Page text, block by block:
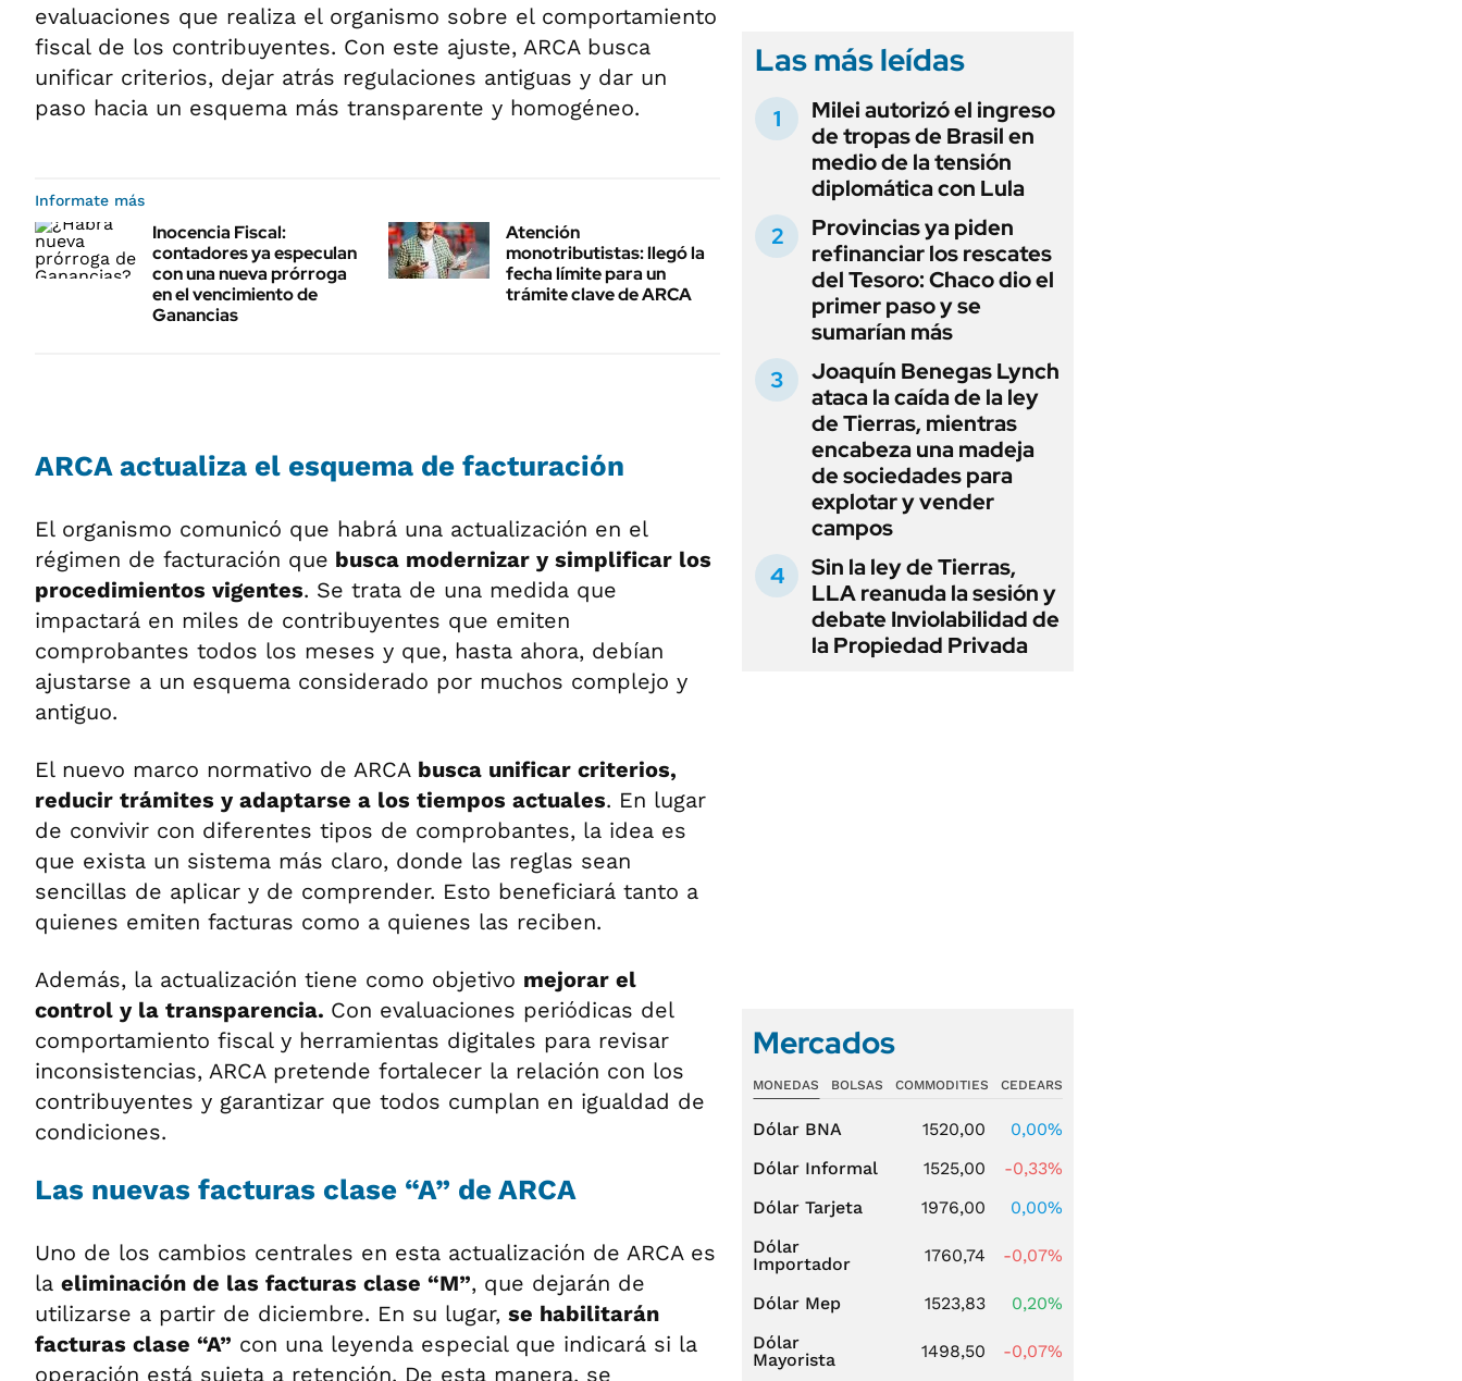
evaluaciones que realiza el organismo sobre el comportamiento
fiscal de los contribuyentes. Con este ajuste, ARCA busca
unificar criterios, dejar atrás regulaciones antiguas y dar un
paso hacia un esquema más transparente y homogéneo.
Informate más
Inocencia Fiscal:
contadores ya especulan
con una nueva prórroga
en el vencimiento de
Ganancias
Atención
monotributistas: llegó la
fecha límite para un
trámite clave de ARCA
ARCA actualiza el esquema de facturación
El organismo comunicó que habrá una actualización en el
régimen de facturación que busca modernizar y simplificar los
procedimientos vigentes. Se trata de una medida que
impactará en miles de contribuyentes que emiten
comprobantes todos los meses y que, hasta ahora, debían
ajustarse a un esquema considerado por muchos complejo y
antiguo.
El nuevo marco normativo de ARCA busca unificar criterios,
reducir trámites y adaptarse a los tiempos actuales. En lugar
de convivir con diferentes tipos de comprobantes, la idea es
que exista un sistema más claro, donde las reglas sean
sencillas de aplicar y de comprender. Esto beneficiará tanto a
quienes emiten facturas como a quienes las reciben.
Además, la actualización tiene como objetivo mejorar el
control y la transparencia. Con evaluaciones periódicas del
comportamiento fiscal y herramientas digitales para revisar
inconsistencias, ARCA pretende fortalecer la relación con los
contribuyentes y garantizar que todos cumplan en igualdad de
condiciones.
Las nuevas facturas clase “A” de ARCA
Uno de los cambios centrales en esta actualización de ARCA es
la eliminación de las facturas clase “M”, que dejarán de
utilizarse a partir de diciembre. En su lugar, se habilitarán
facturas clase “A” con una leyenda especial que indicará si la
operación está sujeta a retención. De esta manera, se
Las más leídas
Milei autorizó el ingreso
de tropas de Brasil en
medio de la tensión
diplomática con Lula
Provincias ya piden
refinanciar los rescates
del Tesoro: Chaco dio el
primer paso y se
sumarían más
Joaquín Benegas Lynch
ataca la caída de la ley
de Tierras, mientras
encabeza una madeja
de sociedades para
explotar y vender
campos
Sin la ley de Tierras,
LLA reanuda la sesión y
debate Inviolabilidad de
la Propiedad Privada
Mercados
MONEDAS BOLSAS COMMODITIES CEDEARS
Dólar BNA 1520,00
0,00%
Dólar Informal
1525,00
-0,33%
Dólar Tarjeta
1976,00
0,00%
Dólar
Importador
1760,74 -0,07%
Dólar Mep 1523,83
0,20%
Dólar
Mayorista
1498,50 -0,07%